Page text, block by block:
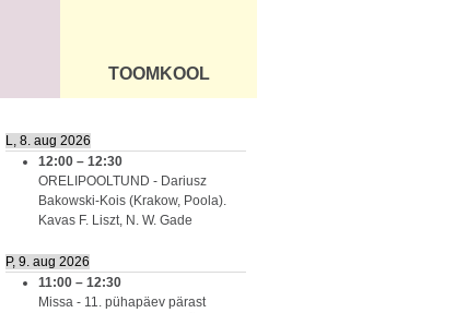
ÜLDINFO
TOOMKOOL
L, 8. aug 2026
12:00 – 12:30
ORELIPOOLTUND - Dariusz
Bakowski-Kois (Krakow, Poola).
Kavas F. Liszt, N. W. Gade
P, 9. aug 2026
11:00 – 12:30
Missa - 11. pühapäev pärast